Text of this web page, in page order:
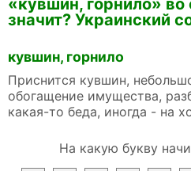
«кувшин, горнило» во
значит? Украинский
кувшин, горнило
Приснится кувшин,
обогащение имущества,
какая-то беда, иногда - на
На какую букву